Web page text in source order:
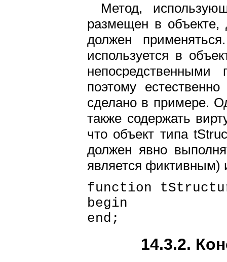
Метод,
размещен в объекте,
должен
используется в
непосредственными
поэтому
сделано в примере.
также содержать
что объект типа
должен явно
является фиктивным)
function
begin
end;
14.3.2.